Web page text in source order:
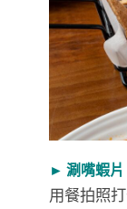
► 涮嘴蝦片
用餐拍照